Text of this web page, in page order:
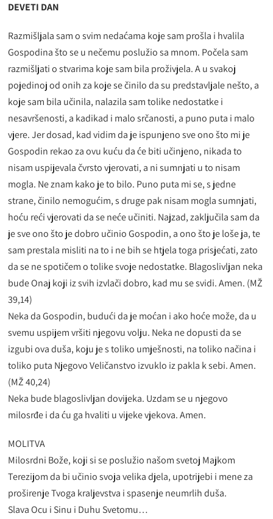
DEVETI DAN
Razmišljala sam o svim nedaćama koje sam prošla i hvalila
Gospodina što se u nečemu poslužio sa mnom. Počela sam
razmišljati o stvarima koje sam bila proživjela. A u svakoj
pojedinoj od onih za koje se činilo da su predstavljale nešto, a
koje sam bila učinila, nalazila sam tolike nedostatke i
nesavršenosti, a kadikad i malo srčanosti, a puno puta i malo
vjere. Jer dosad, kad vidim da je ispunjeno sve ono što mi je
Gospodin rekao za ovu kuću da će biti učinjeno, nikada to
nisam uspijevala čvrsto vjerovati, a ni sumnjati u to nisam
mogla. Ne znam kako je to bilo. Puno puta mi se, s jedne
strane, činilo nemogućim, s druge pak nisam mogla sumnjati,
hoću reći vjerovati da se neće učiniti. Najzad, zaključila sam da
je sve ono što je dobro učinio Gospodin, a ono što je loše ja, te
sam prestala misliti na to i ne bih se htjela toga prisjećati, zato
da se ne spotičem o tolike svoje nedostatke. Blagoslivljan neka
bude Onaj koji iz svih izvlači dobro, kad mu se svidi. Amen. (MŽ
39,14)
Neka da Gospodin, budući da je moćan i ako hoće može, da u
svemu uspijem vršiti njegovu volju. Neka ne dopusti da se
izgubi ova duša, koju je s toliko umješnosti, na toliko načina i
toliko puta Njegovo Veličanstvo izvuklo iz pakla k sebi. Amen.
(MŽ 40,24)
Neka bude blagoslivljan dovijeka. Uzdam se u njegovo
milosrđe i da ću ga hvaliti u vijeke vjekova. Amen.
MOLITVA
Milosrdni Bože, koji si se poslužio našom svetoj Majkom
Terezijom da bi učinio svoja velika djela, upotrijebi i mene za
proširenje Tvoga kraljevstva i spasenje neumrlih duša.
Slava Ocu i Sinu i Duhu Svetomu…